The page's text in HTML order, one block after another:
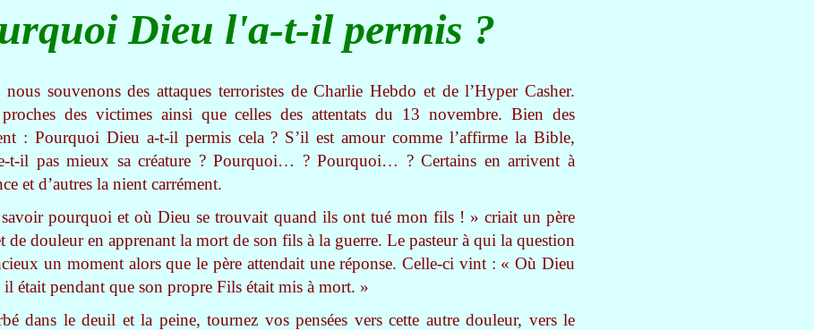
Dieu l'a-t-il permis ?
souvenons des attaques terroristes de Charlie Hebdo et de l’Hyper Casher.
des victimes ainsi que celles des attentats du 13 novembre. Bien des
: Pourquoi Dieu a-t-il permis cela ? S’il est amour comme l’affirme la Bible,
t-il pas mieux sa créature ? Pourquoi… ? Pourquoi… ? Certains en arrivent à
et d’autres la nient carrément.
pourquoi et où Dieu se trouvait quand ils ont tué mon fils ! » criait un père
de douleur en apprenant la mort de son fils à la guerre. Le pasteur à qui la question
un moment alors que le père attendait une réponse. Celle-ci vint : « Où Dieu
était pendant que son propre Fils était mis à mort. »
dans le deuil et la peine, tournez vos pensées vers cette autre douleur, vers le